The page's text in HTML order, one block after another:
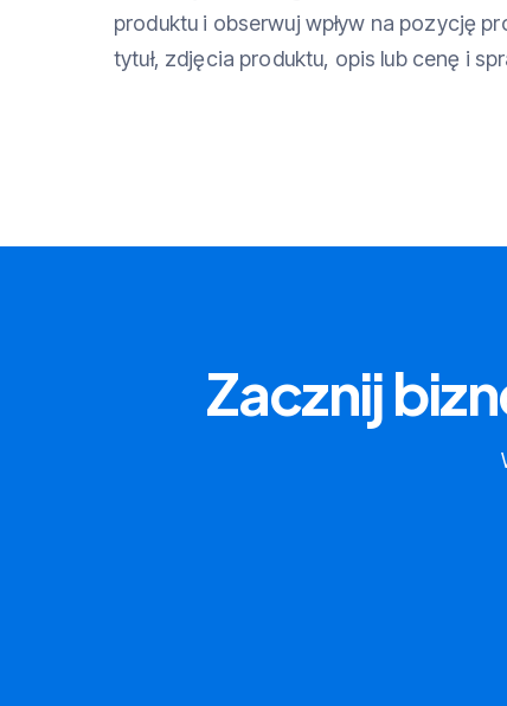
produktu i obserwuj wpływ na pozycję
tytuł, zdjęcia produktu, opis lub cenę i
Zacznij